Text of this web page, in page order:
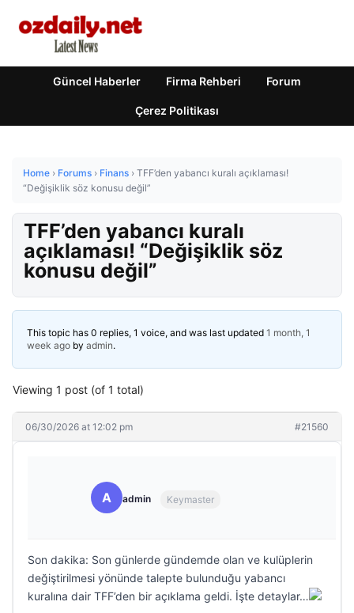
Güncel Haberler Firma Rehberi Forum
Çerez Politikası
Home › Forums › Finans › TFF’den yabancı kuralı açıklaması!
“Değişiklik söz konusu değil”
TFF’den yabancı kuralı
açıklaması! “Değişiklik söz
konusu değil”
This topic has 0 replies, 1 voice, and was last updated 1 month, 1
week ago by admin.
Viewing 1 post (of 1 total)
06/30/2026 at 12:02 pm #21560
A admin Keymaster
Son dakika: Son günlerde gündemde olan ve kulüplerin
değiştirilmesi yönünde talepte bulunduğu yabancı
kuralına dair TFF’den bir açıklama geldi. İşte detaylar…